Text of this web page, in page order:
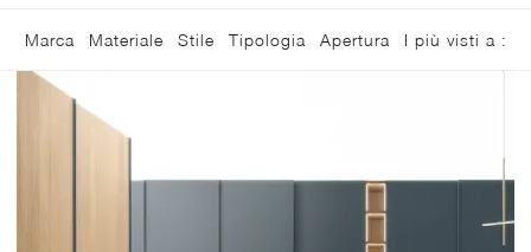
Marca Materiale Stile Tipologia Apertura I più visti a :